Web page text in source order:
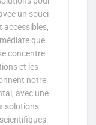
un souci
accessibles,
que
concentre
et les
notre
avec une
solutions